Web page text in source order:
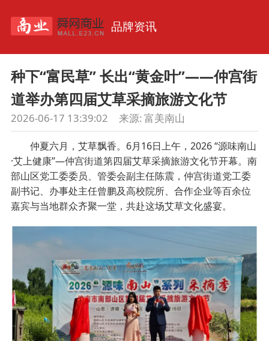
品牌资讯
种下“富民草” 长出“黄金叶”——仲宫街
道举办第四届艾草采摘旅游文化节
2026-06-17 13:39:02 来源: 富美南山
仲夏六月，艾草飘香。6月16日上午，2026 “源味南山
·艾上健康”—仲宫街道第四届艾草采摘旅游文化节开幕。南
部山区党工委委员、管委会副主任陈震，仲宫街道党工委
副书记、办事处主任曾鹏及高校院所、合作企业等百余位
嘉宾与当地群众齐聚一堂，共赴这场艾草文化盛宴。